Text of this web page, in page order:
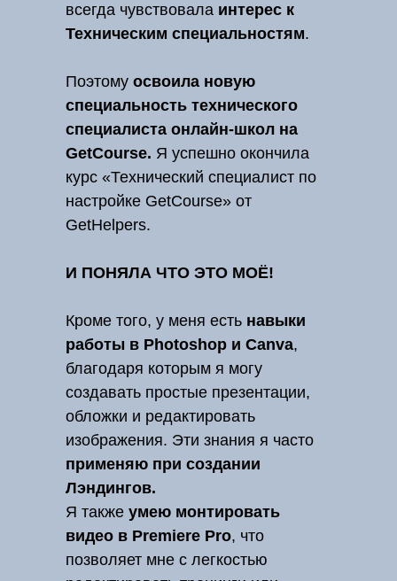
всегда чувствовала интерес к
Техническим специальностям.
Поэтому освоила новую
специальность технического
специалиста онлайн-школ на
GetCourse. Я успешно окончила
курс «Технический специалист по
настройке GetCourse» от
GetHelpers.
И ПОНЯЛА ЧТО ЭТО МОЁ!
Кроме того, у меня есть навыки
работы в Photoshop и Canva,
благодаря которым я могу
создавать простые презентации,
обложки и редактировать
изображения. Эти знания я часто
применяю при создании
Лэндингов.
Я также умею монтировать
видео в Premiere Pro, что
позволяет мне с легкостью